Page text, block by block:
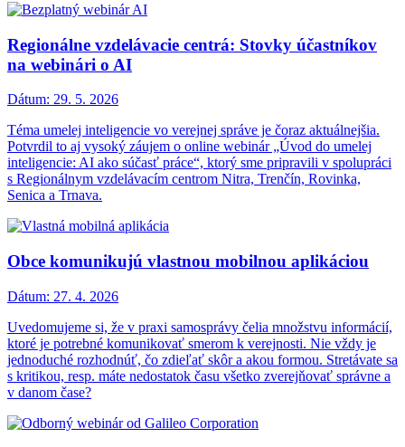
Regionálne vzdelávacie centrá: Stovky účastníkov
na webinári o AI
Dátum: 29. 5. 2026
Téma umelej inteligencie vo verejnej správe je čoraz aktuálnejšia.
Potvrdil to aj vysoký záujem o online webinár „Úvod do umelej
inteligencie: AI ako súčasť práce“, ktorý sme pripravili v spolupráci
s Regionálnym vzdelávacím centrom Nitra, Trenčín, Rovinka,
Senica a Trnava.
Obce komunikujú vlastnou mobilnou aplikáciou
Dátum: 27. 4. 2026
Uvedomujeme si, že v praxi samosprávy čelia množstvu informácií,
ktoré je potrebné komunikovať smerom k verejnosti. Nie vždy je
jednoduché rozhodnúť, čo zdieľať skôr a akou formou. Stretávate sa
s kritikou, resp. máte nedostatok času všetko zverejňovať správne a
v danom čase?